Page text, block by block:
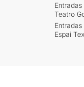
Entradas
Teatro
Entradas
Espai